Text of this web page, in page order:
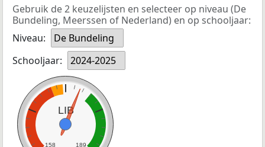
Gebruik de 2 keuzelijsten en selecteer op niveau (De
Bundeling, Meerssen of Nederland) en op schooljaar:
Niveau:
De Bundeling
Schooljaar:
2024-2025
LIB
158 189